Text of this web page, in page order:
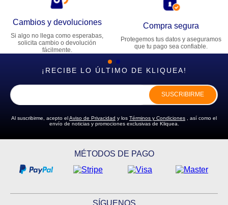
Cambios y devoluciones
Si algo no llega como esperabas,
solicita cambio o devolución
fácilmente.
Compra segura
Protegemos tus datos y aseguramos
que tu pago sea confiable.
¡RECIBE LO ÚLTIMO DE KLIQUEA!
SUSCRIBIRME
Al suscribirme, acepto elAviso de Privacidad y los Términos y Condiciones , así como el
envío de noticias y promociones exclusivas de Kliquea.
MÉTODOS DE PAGO
SÍGUENOS